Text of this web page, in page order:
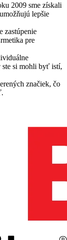
2009 sme získali
lepšie
zastúpenie
pre
ste si mohli byť istí,
značiek, čo